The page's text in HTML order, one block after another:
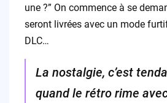
une ?” On commence à se
seront livrées avec un mode
DLC…
La nostalgie, c’est
quand le rétro rime